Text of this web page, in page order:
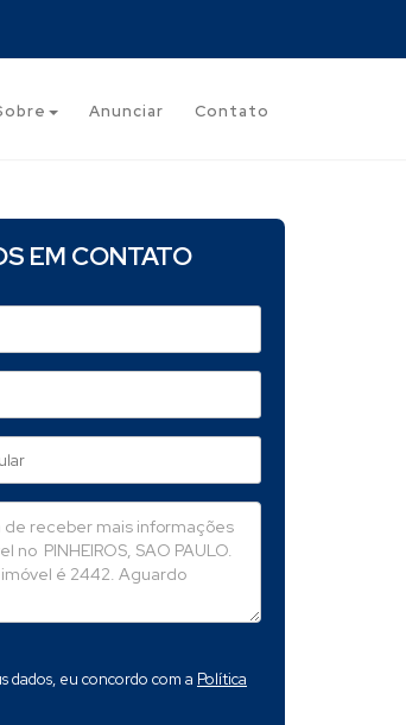
Anunciar Contato
EM CONTATO
dados, eu concordo com a Política